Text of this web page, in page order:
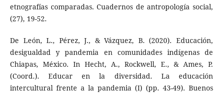
etnografías comparadas. Cuadernos de antropología social,
(27), 19-52.
De León, L., Pérez, J., & Vázquez, B. (2020). Educación,
desigualdad y pandemia en comunidades indígenas de
Chiapas, México. In Hecht, A., Rockwell, E., & Ames, P.
(Coord.). Educar en la diversidad. La educación
intercultural frente a la pandemia (I) (pp. 43-49). Buenos